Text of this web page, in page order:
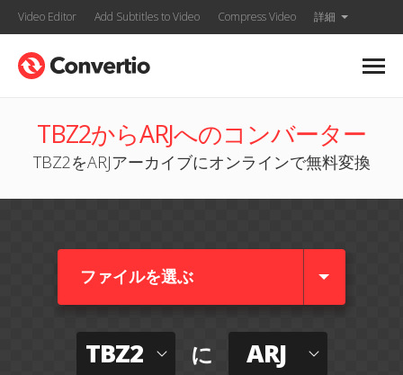
Video Editor Add Subtitles to Video Compress Video 詳細
TBZ2からARJへのコンバーター
TBZ2をARJアーカイブにオンラインで無料変換
ファイルを選ぶ
TBZ2 に ARJ